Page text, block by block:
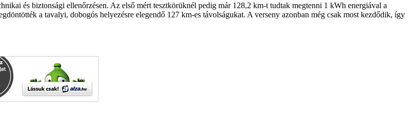
és biztonsági ellenőrzésen. Az első mért tesztkörüknél pedig már 128,2 km-t tudtak megtenni 1 kWh energiával a
a tavalyi, dobogós helyezésre elegendő 127 km-es távolságukat. A verseny azonban még csak most kezdődik, így